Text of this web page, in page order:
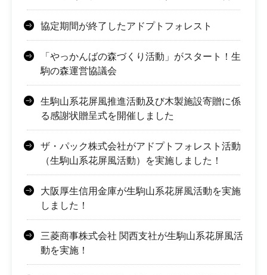
協定期間が終了したアドプトフォレスト
「やっかんばの森づくり活動」がスタート！生
駒の森運営協議会
生駒山系花屏風推進活動及び木製施設寄贈に係
る感謝状贈呈式を開催しました
ザ・パック株式会社がアドプトフォレスト活動
（生駒山系花屏風活動）を実施しました！
大阪厚生信用金庫が生駒山系花屏風活動を実施
しました！
三菱商事株式会社 関西支社が生駒山系花屏風活
動を実施！